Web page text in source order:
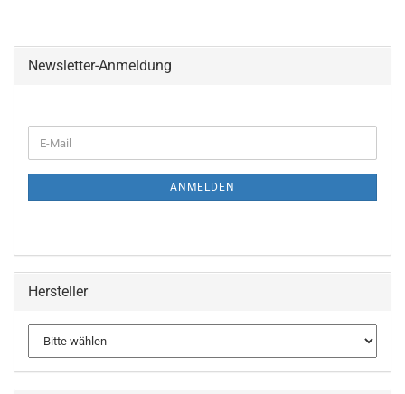
Newsletter-Anmeldung
ZUR
E-
Mail
ANMELDEN
Hersteller